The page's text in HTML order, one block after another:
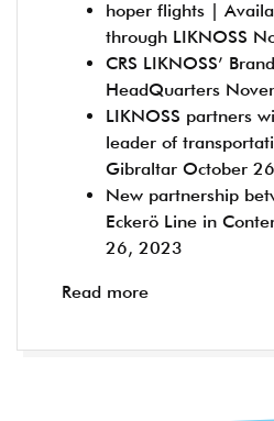
hoper flights |
through LIKNOSS
CRS LIKNOSS’
HeadQuarters
LIKNOSS partners
leader of
Gibraltar October
New partnership
Eckerö Line in
26, 2023
Read more